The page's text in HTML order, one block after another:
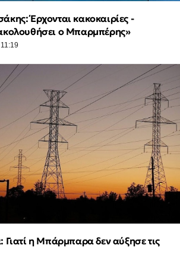
Έρχονται κακοκαιρίες -
ο Μπαρμπέρης»
Γιατί η Μπάρμπαρα δεν αύξησε τις